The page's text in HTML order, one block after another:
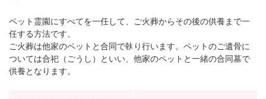
ペット霊園にすべてを一任して、ご火葬からその後の供養まで一
任する方法です。
ご火葬は他家のペットと合同で執り行います。ペットのご遺骨に
ついては合祀（ごうし）といい、他家のペットと一緒の合同墓で
供養となります。